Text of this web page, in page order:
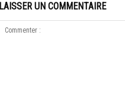
LAISSER UN COMMENTAIRE